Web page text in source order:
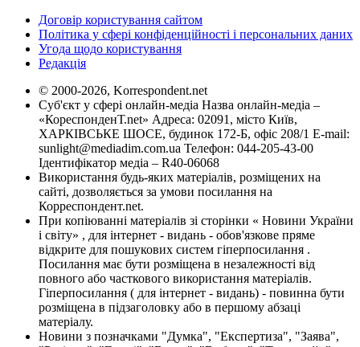
Договір користування сайтом
Політика у сфері конфіденційності і персональних даних
Угода щодо користування
Редакція
© 2000-2026, Korrespondent.net
Суб'єкт у сфері онлайн-медіа Назва онлайн-медіа –
«КореспонденТ.net» Адреса: 02091, місто Київ,
ХАРКІВСЬКЕ ШОСЕ, будинок 172-Б, офіс 208/1 E-mail:
sunlight@mediadim.com.ua Телефон: 044-205-43-00
Ідентифікатор медіа – R40-06068
Використання будь-яких матеріалів, розміщених на
сайті, дозволяється за умови посилання на
Корреспондент.net.
При копіюванні матеріалів зі сторінки « Новини України
і світу» , для інтернет - видань - обов'язкове пряме
відкрите для пошукових систем гіперпосилання .
Посилання має бути розміщена в незалежності від
повного або часткового використання матеріалів.
Гіперпосилання ( для інтернет - видань) - повинна бути
розміщена в підзаголовку або в першому абзаці
матеріалу.
Новини з позначками "Думка", "Експертиза", "Заява",